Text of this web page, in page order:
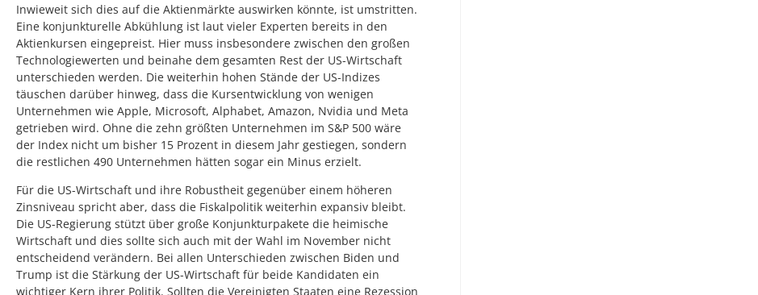
Inwieweit sich dies auf die Aktienmärkte auswirken könnte, ist umstritten.
Eine konjunkturelle Abkühlung ist laut vieler Experten bereits in den
Aktienkursen eingepreist. Hier muss insbesondere zwischen den großen
Technologiewerten und beinahe dem gesamten Rest der US-Wirtschaft
unterschieden werden. Die weiterhin hohen Stände der US-Indizes
täuschen darüber hinweg, dass die Kursentwicklung von wenigen
Unternehmen wie Apple, Microsoft, Alphabet, Amazon, Nvidia und Meta
getrieben wird. Ohne die zehn größten Unternehmen im S&P 500 wäre
der Index nicht um bisher 15 Prozent in diesem Jahr gestiegen, sondern
die restlichen 490 Unternehmen hätten sogar ein Minus erzielt.
Für die US-Wirtschaft und ihre Robustheit gegenüber einem höheren
Zinsniveau spricht aber, dass die Fiskalpolitik weiterhin expansiv bleibt.
Die US-Regierung stützt über große Konjunkturpakete die heimische
Wirtschaft und dies sollte sich auch mit der Wahl im November nicht
entscheidend verändern. Bei allen Unterschieden zwischen Biden und
Trump ist die Stärkung der US-Wirtschaft für beide Kandidaten ein
wichtiger Kern ihrer Politik. Sollten die Vereinigten Staaten eine Rezession